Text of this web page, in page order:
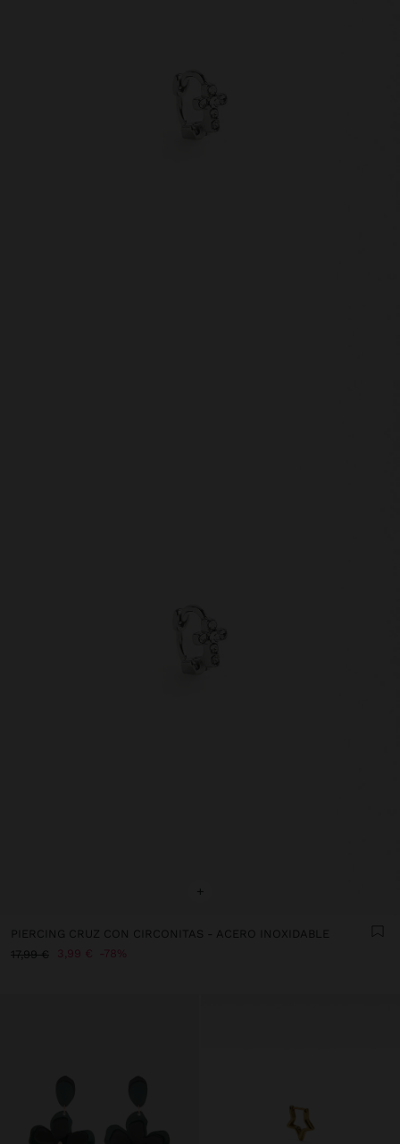
+
PIERCING CRUZ CON CIRCONITAS - ACERO INOXIDABLE
17,99 €
3,99 € 78%